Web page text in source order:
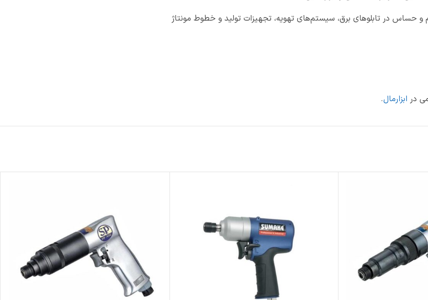
حساس در تابلوهای برق، سیستم‌های تهویه، تجهیزات تولید و خطوط مونتاژ
در ابزارمال.